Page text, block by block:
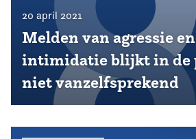
20 april 2021
Melden van agressie en
intimidatie blijkt in de
niet vanzelfsprekend